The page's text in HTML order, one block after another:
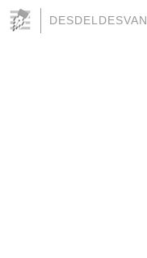
DESDELDESVAN